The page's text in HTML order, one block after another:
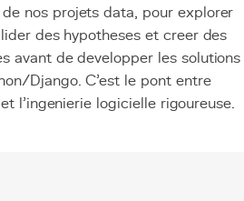
nos projets data, pour explorer
des hypotheses et creer des
avant de developper les solutions
Django. C'est le pont entre
l'ingenierie logicielle rigoureuse.